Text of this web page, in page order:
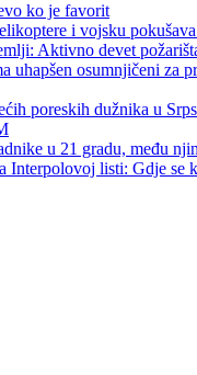
ko je favorit
i vojsku
Aktivno devet
uhapšen osumnjičeni za
poreskih dužnika u
u 21 gradu, među
Interpolovoj listi: Gdje se